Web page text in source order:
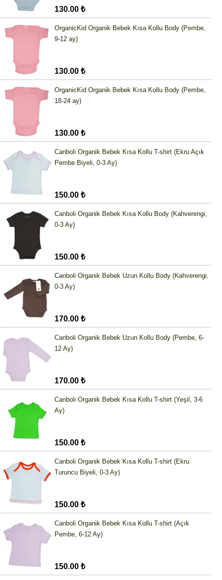
130.00 ₺
OrganicKid Organik Bebek Kısa Kollu Body (Pembe,
9-12 ay)
130.00 ₺
OrganicKid Organik Bebek Kısa Kollu Body (Pembe,
18-24 ay)
130.00 ₺
Canboli Organik Bebek Kısa Kollu T-shirt (Ekru Açık
Pembe Biyeli, 0-3 Ay)
150.00 ₺
Canboli Organik Bebek Kısa Kollu Body (Kahverengi,
0-3 Ay)
150.00 ₺
Canboli Organik Bebek Uzun Kollu Body (Kahverengi,
0-3 Ay)
170.00 ₺
Canboli Organik Bebek Uzun Kollu Body (Pembe, 6-
12 Ay)
170.00 ₺
Canboli Organik Bebek Kısa Kollu T-shirt (Yeşil, 3-6
Ay)
150.00 ₺
Canboli Organik Bebek Kısa Kollu T-shirt (Ekru
Turuncu Biyeli, 0-3 Ay)
150.00 ₺
Canboli Organik Bebek Kısa Kollu T-shirt (Açık
Pembe, 6-12 Ay)
150.00 ₺